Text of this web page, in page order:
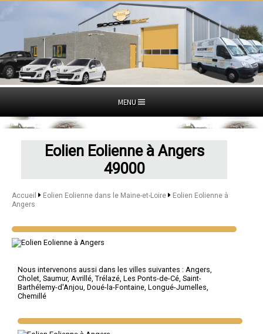
MENU
Eolien Eolienne à Angers
49000
Accueil Eolien Eolienne dans le Maine-et-Loire
Eolien Eolienne à
Angers
Nous intervenons aussi dans les villes suivantes : Angers
Cholet Saumur, Avrillé Trélazé Les Ponts-de-Cé Saint-
Barthélemy-d'Anjou Doué-la-Fontaine Longué-Jumelles
Chemillé